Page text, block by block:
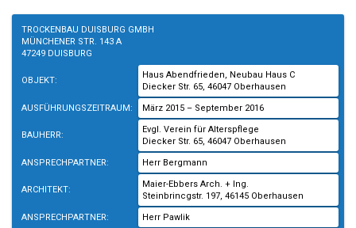
TROCKENBAU DUISBURG GMBH
MÜNCHENER STR. 143 A
47249 DUISBURG
OBJEKT:
Haus Abendfrieden, Neubau Haus C
Diecker Str. 65, 46047 Oberhausen
AUSFÜHRUNGSZEITRAUM: März 2015 – September 2016
BAUHERR:
Evgl. Verein für Alterspflege
Diecker Str. 65, 46047 Oberhausen
ANSPRECHPARTNER: Herr Bergmann
ARCHITEKT:
Maier-Ebbers Arch. + Ing.
Steinbrincgstr. 197, 46145 Oberhausen
ANSPRECHPARTNER: Herr Pawlik